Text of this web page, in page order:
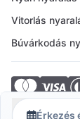
Érkezés
Vitorlás
Búvárkodás